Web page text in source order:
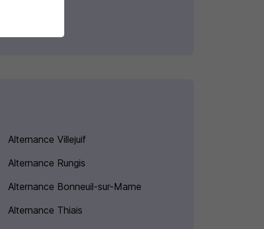
Alternance Villejuif
Alternance Rungis
Alternance Bonneuil-sur-Marne
Alternance Thiais